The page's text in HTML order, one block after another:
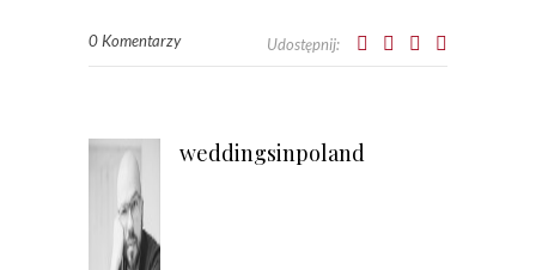
0 Komentarzy Udostępnij:
weddingsinpoland